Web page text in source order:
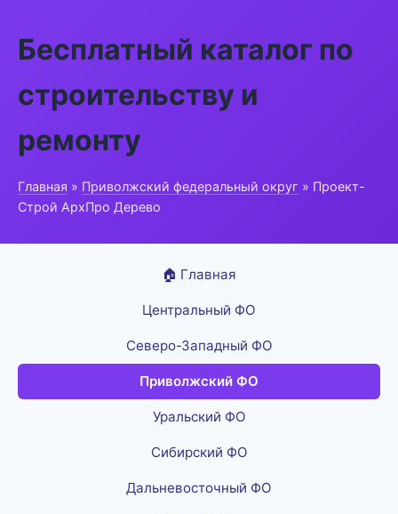
Бесплатный каталог по
строительству и
ремонту
Главная » Приволжский федеральный округ » Проект-
Строй АрхПро Дерево
🏠 Главная
Центральный ФО
Северо-Западный ФО
Приволжский ФО
Уральский ФО
Сибирский ФО
Дальневосточный ФО